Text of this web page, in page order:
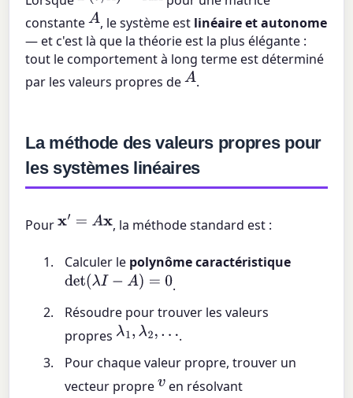
constanteA , le système est linéaire et autonome
— et c'est là que la théorie est la plus élégante :
tout le comportement à long terme est déterminé
par les valeurs propres deA .
La méthode des valeurs propres pour
les systèmes linéaires
Pourx′= Ax , la méthode standard est :
Calculer le polynôme caractéristique
det(λI−A)= 0
.
Résoudre pour trouver les valeurs
propres λ1,λ2,…
.
Pour chaque valeur propre, trouver un
vecteur propreven résolvant